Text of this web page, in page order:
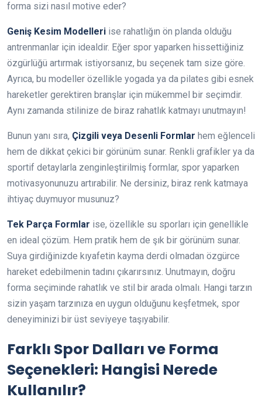
forma sizi nasıl motive eder?
Geniş Kesim Modelleri ise rahatlığın ön planda olduğu
antrenmanlar için idealdir. Eğer spor yaparken hissettiğiniz
özgürlüğü artırmak istiyorsanız, bu seçenek tam size göre.
Ayrıca, bu modeller özellikle yogada ya da pilates gibi esnek
hareketler gerektiren branşlar için mükemmel bir seçimdir.
Aynı zamanda stilinize de biraz rahatlık katmayı unutmayın!
Bunun yanı sıra, Çizgili veya Desenli Formlar hem eğlenceli
hem de dikkat çekici bir görünüm sunar. Renkli grafikler ya da
sportif detaylarla zenginleştirilmiş formlar, spor yaparken
motivasyonunuzu artırabilir. Ne dersiniz, biraz renk katmaya
ihtiyaç duymuyor musunuz?
Tek Parça Formlar ise, özellikle su sporları için genellikle
en ideal çözüm. Hem pratik hem de şık bir görünüm sunar.
Suya girdiğinizde kıyafetin kayma derdi olmadan özgürce
hareket edebilmenin tadını çıkarırsınız. Unutmayın, doğru
forma seçiminde rahatlık ve stil bir arada olmalı. Hangi tarzın
sizin yaşam tarzınıza en uygun olduğunu keşfetmek, spor
deneyiminizi bir üst seviyeye taşıyabilir.
Farklı Spor Dalları ve Forma
Seçenekleri: Hangisi Nerede
Kullanılır?